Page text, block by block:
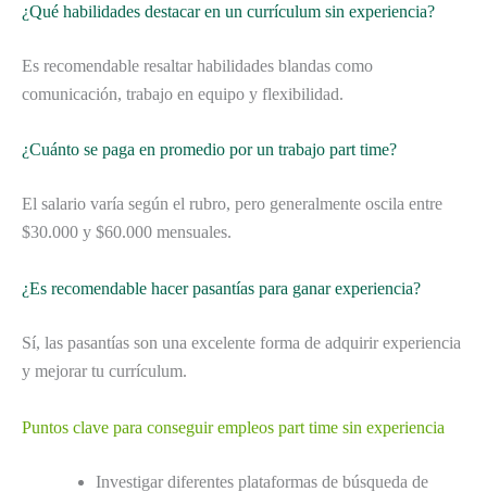
¿Qué habilidades destacar en un currículum sin experiencia?
Es recomendable resaltar habilidades blandas como
comunicación, trabajo en equipo y flexibilidad.
¿Cuánto se paga en promedio por un trabajo part time?
El salario varía según el rubro, pero generalmente oscila entre
$30.000 y $60.000 mensuales.
¿Es recomendable hacer pasantías para ganar experiencia?
Sí, las pasantías son una excelente forma de adquirir experiencia
y mejorar tu currículum.
Puntos clave para conseguir empleos part time sin experiencia
Investigar diferentes plataformas de búsqueda de